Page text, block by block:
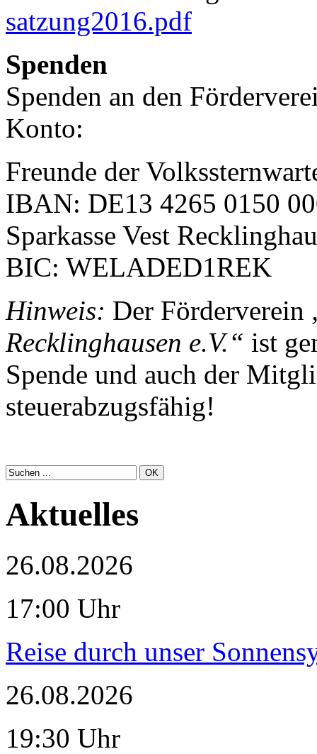
satzung2016.pdf
Spenden
Spenden an den
Konto:
Freunde der
IBAN: DE13 4265 0150
Sparkasse Vest
BIC: WELADED1REK
Hinweis: Der Förderverein
Recklinghausen e.V.“ ist
Spende und auch der
steuerabzugsfähig!
Aktuelles
26.08.2026
17:00 Uhr
Reise durch unser
26.08.2026
19:30 Uhr